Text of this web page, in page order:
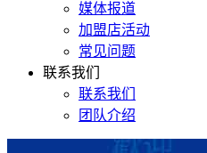
媒体报道
加盟店活动
常见问题
联系我们
联系我们
团队介绍